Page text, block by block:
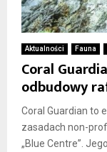
Aktualności Fauna
Coral
odbudowy
Coral Guardian to
zasadach non-
„Blue Centre”.